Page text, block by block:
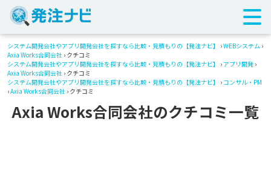
システム開発会社やアプリ開発会社を探すなら比較・見積もりの【発注ナビ】 ›WEBシステム ›
Axia Works合同会社 › クチコミ
システム開発会社やアプリ開発会社を探すなら比較・見積もりの【発注ナビ】
› アプリ開発 ›
Axia Works合同会社 › クチコミ
システム開発会社やアプリ開発会社を探すなら比較・見積もりの【発注ナビ】
› コンサル・PM
›Axia Works合同会社 › クチコミ
Axia Works合同会社のクチコミ一覧